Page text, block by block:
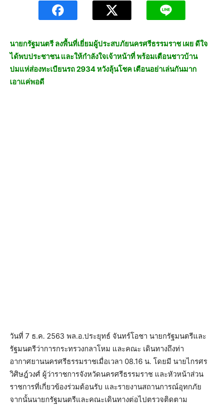
นายกรัฐมนตรี ลงพื้นที่เยี่ยมผู้ประสบภัยนครศรีธรรมราช เผย ดีใจ
ได้พบประชาชน และให้กำลังใจเจ้าหน้าที่ พร้อมเตือนชาวบ้าน
ปมแห่ส่องทะเบียนรถ 2934 หวังลุ้นโชค เตือนอย่าเล่นกันมาก
เอาแค่พอดี
วันที่ 7 ธ.ค. 2563 พล.อ.ประยุทธ์ จันทร์โอชา นายกรัฐมนตรีและ
รัฐมนตรีว่าการกระทรวงกลาโหม และคณะ เดินทางถึงท่า
อากาศยานนครศรีธรรมราชเมื่อเวลา 08.16 น. โดยมี นายไกรศร
วิศิษฎ์วงศ์ ผู้ว่าราชการจังหวัดนครศรีธรรมราช และหัวหน้าส่วน
ราชการที่เกี่ยวข้องร่วมต้อนรับ และรายงานสถานการณ์อุทกภัย
จากนั้นนายกรัฐมนตรีและคณะเดินทางต่อไปตรวจติดตาม